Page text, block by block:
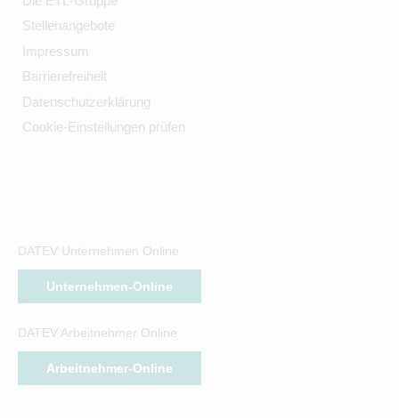
Stellenangebote
Impressum
Barrierefreiheit
Datenschutzerklärung
Cookie-Einstellungen prüfen
DATEV Unternehmen Online
Unternehmen-Online
DATEV Arbeitnehmer Online
Arbeitnehmer-Online